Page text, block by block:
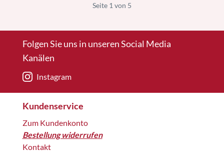
Seite 1 von 5
Folgen Sie uns in unseren Social Media
Kanälen
Instagram
Kundenservice
Zum Kundenkonto
Bestellung widerrufen
Kontakt